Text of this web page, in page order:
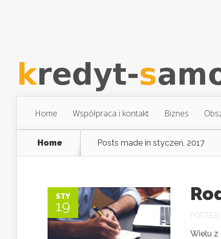
Home Współpraca i kontakt Biznes
Home Posts made in styczeń, 2017
STY
19
POSTED
Wielu z